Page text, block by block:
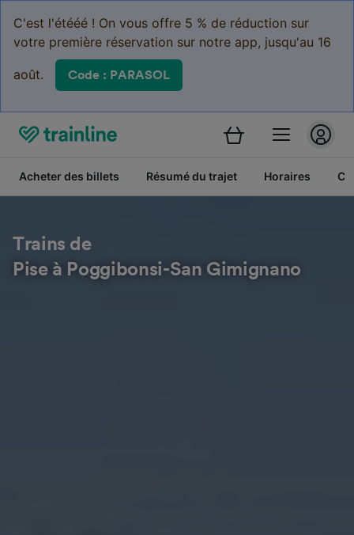
C'est l'étééé ! On vous offre 5 % de réduction sur
votre première réservation sur notre app, jusqu'au 16
août. Code : PARASOL
Acheter des billets Résumé du trajet Horaires
Trains de
Pise à Poggibonsi-San Gimignano